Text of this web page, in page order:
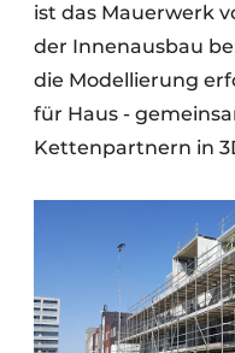
ist das Mauerwerk
der Innenausbau
die Modellierung
für Haus -
Kettenpartnern in